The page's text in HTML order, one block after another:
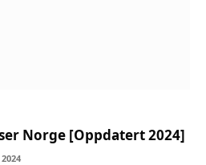
Norge [Oppdatert 2024]